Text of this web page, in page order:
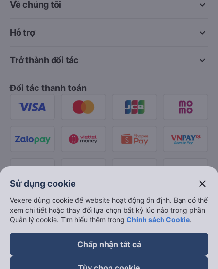
keyboard_arrow_down
Về chúng tôi
keyboard_arrow_down
Hỗ trợ
keyboard_arrow_down
Trở thành đối tác
Đối tác thanh toán
Sử dụng cookie close
Vexere dùng cookie để website hoạt động ổn định. Bạn có thể
xem chi tiết hoặc thay đổi lựa chọn bất kỳ lúc nào trong phần
Quản lý cookie. Tìm hiểu thêm trong Chính sách Cookie.
Chấp nhận tất cả